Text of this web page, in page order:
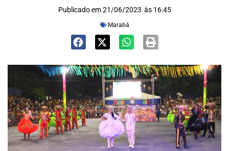
Publicado em 21/06/2023 às 16:45
Marabá